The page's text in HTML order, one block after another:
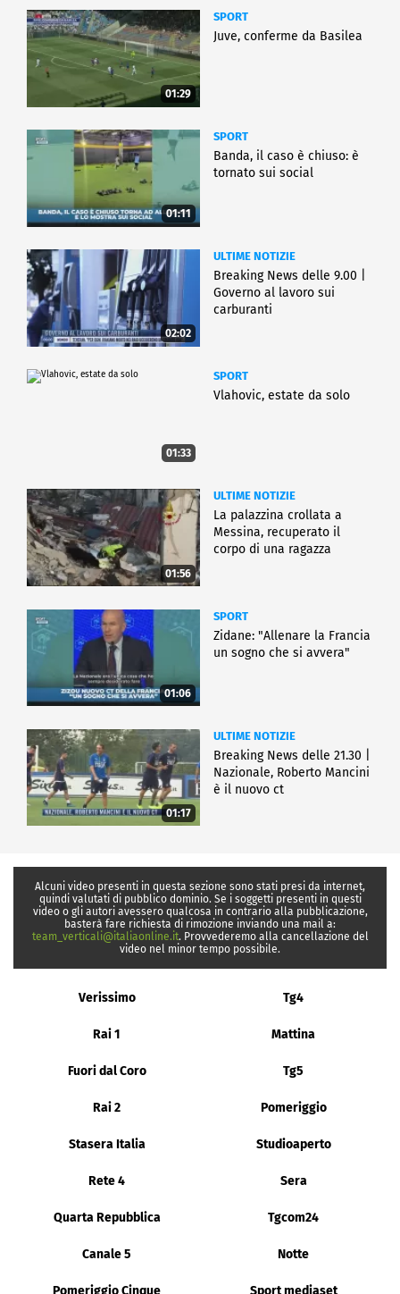
01:29
SPORT
Juve, conferme da Basilea
01:11
SPORT
Banda, il caso è chiuso: è
tornato sui social
02:02
ULTIME NOTIZIE
Breaking News delle 9.00 |
Governo al lavoro sui
carburanti
01:33
SPORT
Vlahovic, estate da solo
01:56
ULTIME NOTIZIE
La palazzina crollata a
Messina, recuperato il
corpo di una ragazza
01:06
SPORT
Zidane: "Allenare la Francia
un sogno che si avvera"
01:17
ULTIME NOTIZIE
Breaking News delle 21.30 |
Nazionale, Roberto Mancini
è il nuovo ct
Alcuni video presenti in questa sezione sono stati presi da internet,
quindi valutati di pubblico dominio. Se i soggetti presenti in questi
video o gli autori avessero qualcosa in contrario alla pubblicazione,
basterà fare richiesta di rimozione inviando una mail a:
team_verticali@italiaonline.it. Provvederemo alla cancellazione del
video nel minor tempo possibile.
Verissimo Tg4
Rai 1 Mattina
Fuori dal Coro Tg5
Rai 2 Pomeriggio
Stasera Italia Studioaperto
Rete 4 Sera
Quarta Repubblica Tgcom24
Canale 5 Notte
Pomeriggio Cinque Sport mediaset